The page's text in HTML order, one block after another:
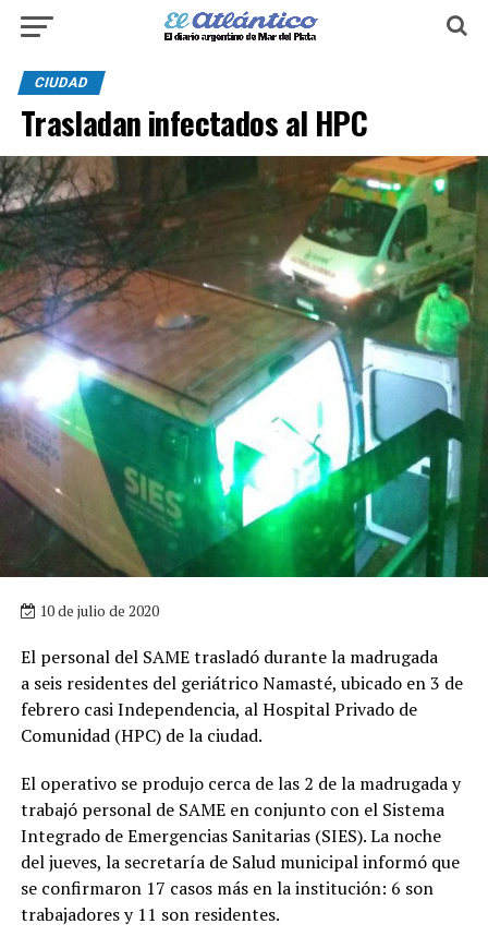
CIUDAD
Trasladan infectados al HPC
10 de julio de 2020
El personal del SAME trasladó durante la madrugada
a seis residentes del geriátrico Namasté, ubicado en 3 de
febrero casi Independencia, al Hospital Privado de
Comunidad (HPC) de la ciudad.
El operativo se produjo cerca de las 2 de la madrugada y
trabajó personal de SAME en conjunto con el Sistema
Integrado de Emergencias Sanitarias (SIES). La noche
del jueves, la secretaría de Salud municipal informó que
se confirmaron 17 casos más en la institución: 6 son
trabajadores y 11 son residentes.